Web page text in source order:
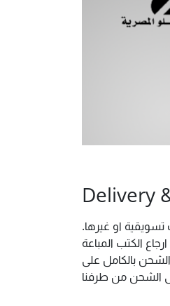
Delivery
او غيرها.
الكتب المباعة
بالكامل على
فى الشحن من طرفنا